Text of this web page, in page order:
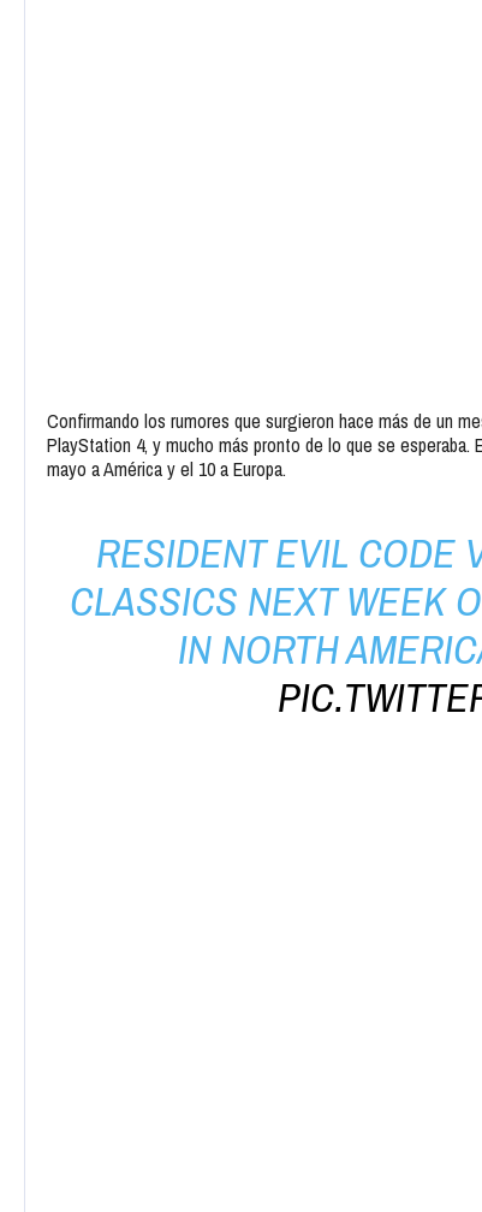
Confirmando los rumores que surgieron hace más de un
PlayStation 4, y mucho más pronto de lo que se
mayo a América y el 10 a Europa.
RESIDENT EVIL CODE
CLASSICS NEXT WEEK
IN NORTH